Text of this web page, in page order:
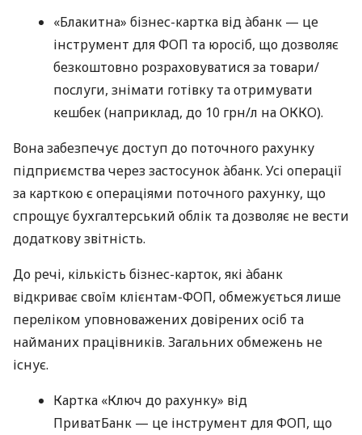
«Блакитна» бізнес-картка від àбанк — це
інструмент для ФОП та юросіб, що дозволяє
безкоштовно розраховуватися за товари/
послуги, знімати готівку та отримувати
кешбек (наприклад, до 10 грн/л на ОККО).
Вона забезпечує доступ до поточного рахунку
підприємства через застосунок àбанк. Усі операції
за карткою є операціями поточного рахунку, що
спрощує бухгалтерський облік та дозволяє не вести
додаткову звітність.
До речі, кількість бізнес-карток, які àбанк
відкриває своїм клієнтам-ФОП, обмежується лише
переліком уповноважених довірених осіб та
найманих працівників. Загальних обмежень не
існує.
Картка «Ключ до рахунку» від
ПриватБанк — це інструмент для ФОП, що